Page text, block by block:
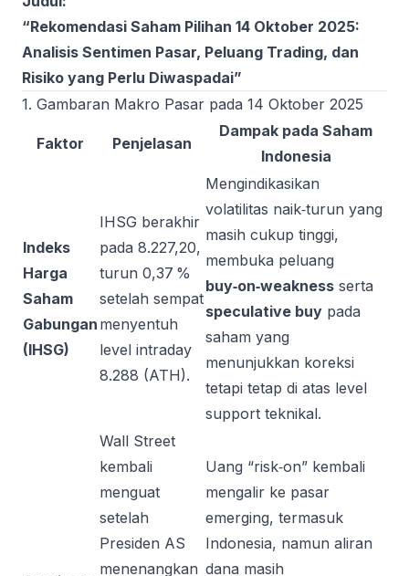
“Rekomendasi Saham Pilihan 14 Oktober 2025:
Analisis Sentimen Pasar, Peluang Trading, dan
Risiko yang Perlu Diwaspadai”
1. Gambaran Makro Pasar pada 14 Oktober 2025
Faktor Penjelasan
Dampak pada Saham
Indonesia
Indeks
Harga
Saham
Gabungan
(IHSG)
IHSG berakhir
pada 8.227,20,
turun 0,37 %
setelah sempat
menyentuh
level intraday
8.288 (ATH).
Mengindikasikan
volatilitas naik‑turun yang
masih cukup tinggi,
membuka peluang
buy‑on‑weakness serta
speculative buy pada
saham yang
menunjukkan koreksi
tetapi tetap di atas level
support teknikal.
Wall Street
kembali
menguat
setelah
Presiden AS
menenangkan
Uang “risk‑on” kembali
mengalir ke pasar
emerging, termasuk
Indonesia, namun aliran
dana masih